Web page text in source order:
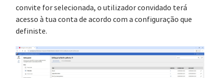
convite for selecionada, o utilizador convidado terá
acesso à tua conta de acordo com a configuração que
definiste.